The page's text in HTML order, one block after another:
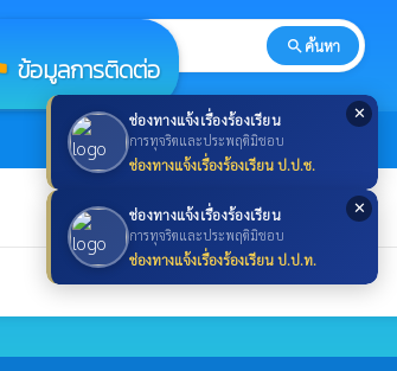
✕
ช่องทางแจ้งเรื่องร้องเรียน
การทุจริตและประพฤติมิชอบ
ช่องทางแจ้งเรื่องร้องเรียน ป.ป.ช.
✕
ช่องทางแจ้งเรื่องร้องเรียน
การทุจริตและประพฤติมิชอบ
ช่องทางแจ้งเรื่องร้องเรียน ป.ป.ท.
ข้อมูลการติดต่อ
search ค้นหา